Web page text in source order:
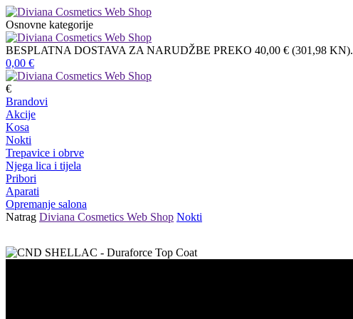
Osnovne kategorije
BESPLATNA DOSTAVA ZA NARUDŽBE PREKO 40,00 € (301,98 KN).
0,00 €
€
Brandovi
Akcije
Kosa
Nokti
Trepavice i obrve
Njega lica i tijela
Pribori
Aparati
Opremanje salona
Natrag Diviana Cosmetics Web Shop Nokti